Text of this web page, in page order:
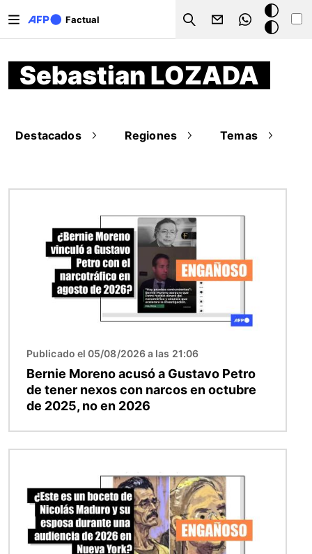
Factual
Search
Modo
oscuro
Sebastian LOZADA
Destacados Regiones Temas
Publicado el 05/08/2026 a las 21:06
Bernie Moreno acusó a Gustavo Petro
de tener nexos con narcos en octubre
de 2025, no en 2026